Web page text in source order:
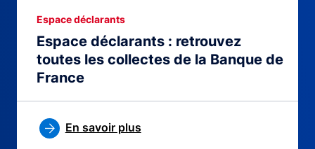
Espace déclarants : retrouvez
toutes les collectes de la Banque de
France
Espace déclarants
En savoir plus